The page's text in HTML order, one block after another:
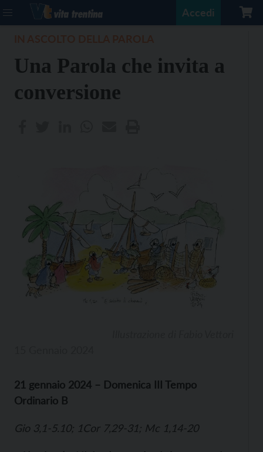
Accedi
Una Parola che invita a
conversione
21 gennaio 2024 – Domenica III Tempo
Ordinario B
Gio 3,1-5.10; 1Cor 7,29-31; Mc 1,14-20